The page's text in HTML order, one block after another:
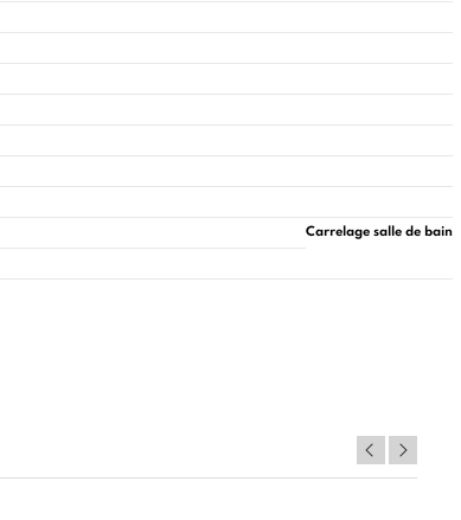
Carrelage salle de bain